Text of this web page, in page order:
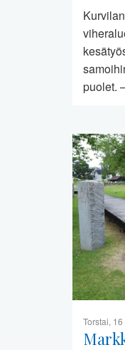
puolet.
Torstai,